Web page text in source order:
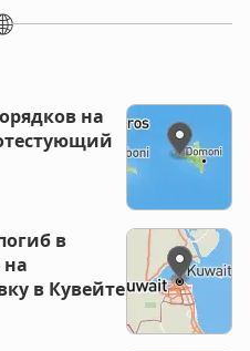
на
в
на
в Кувейте